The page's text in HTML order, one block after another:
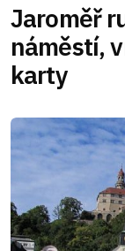
Jaroměř
náměstí,
karty